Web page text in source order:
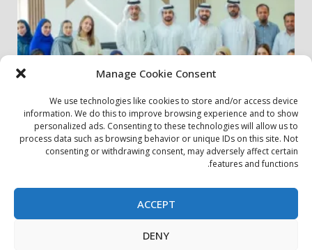
Manage Cookie Consent
We use technologies like cookies to store and/or access device
information. We do this to improve browsing experience and to show
personalized ads. Consenting to these technologies will allow us to
process data such as browsing behavior or unique IDs on this site. Not
consenting or withdrawing consent, may adversely affect certain
features and functions.
ACCEPT
DENY
أخبار المجتمع مجتمعي
الشارقة لإدارة الأصول تنظم زيارة إلى دار رعاية المسنين
بيان الخصوصية سياسة ملفات تعريف الارتباط
اتصل بنا
حول الموقع